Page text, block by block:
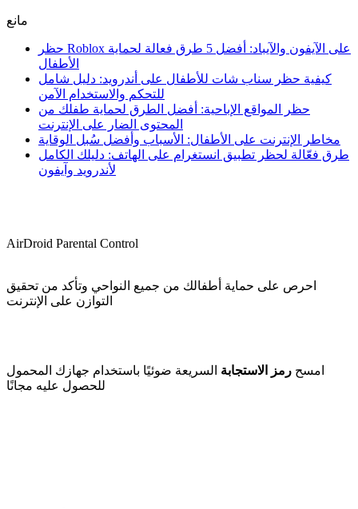
مانع
حظر Roblox على الآيفون والآيباد: أفضل 5 طرق فعالة لحماية
الأطفال
كيفية حظر سناب شات للأطفال على أندرويد: دليل شامل
للتحكم والاستخدام الآمن
حظر المواقع الإباحية: أفضل الطرق لحماية طفلك من
المحتوى الضار على الإنترنت
مخاطر الإنترنت على الأطفال: الأسباب وأفضل سُبل الوقاية
طرق فعّالة لحظر تطبيق انستغرام على الهاتف: دليلك الكامل
لأندرويد وآيفون
AirDroid Parental Control
احرص على حماية أطفالك من جميع النواحي وتأكد من تحقيق
التوازن على الإنترنت
امسح رمز الاستجابة السريعة ضوئيًا باستخدام جهازك المحمول
للحصول عليه مجانًا